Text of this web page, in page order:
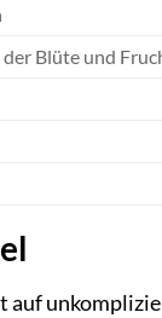
Blüte und